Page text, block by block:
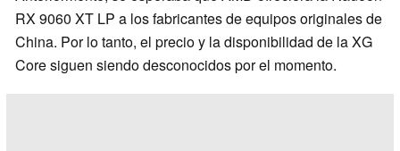
RX 9060 XT LP a los fabricantes de equipos originales de
China. Por lo tanto, el precio y la disponibilidad de la XG
Core siguen siendo desconocidos por el momento.